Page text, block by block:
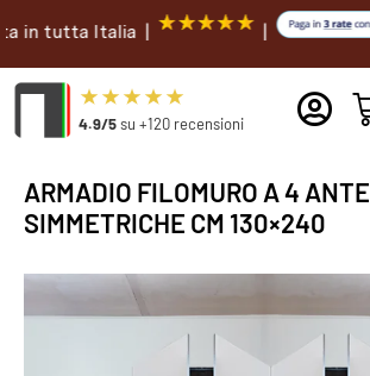
Italia | |
4.9/5su +120 recensioni
ARMADIO FILOMURO A 4 ANTE
SIMMETRICHE CM 130×240